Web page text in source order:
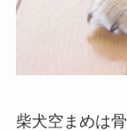
柴犬空まめは